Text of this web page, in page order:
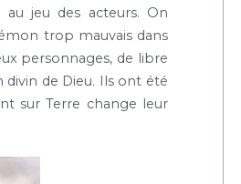
au jeu des acteurs. On
trop mauvais dans
personnages, de libre
de Dieu. Ils ont été
sur Terre change leur